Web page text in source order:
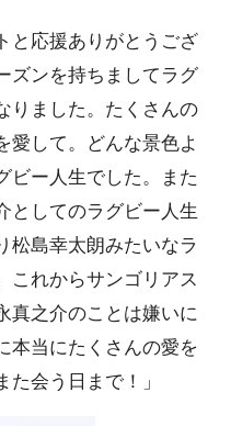
と応援ありがとうござ
ズンを持ちましてラグ
りました。たくさんの
愛して。どんな景色よ
ビー人生でした。また
としてのラグビー人生
松島幸太朗みたいなラ
これからサンゴリアス
真之介のことは嫌いに
本当にたくさんの愛を
会う日まで！」